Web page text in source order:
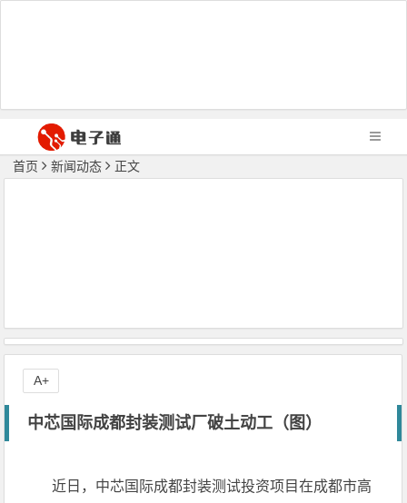
首页 新闻动态 正文
中芯国际成都封装测试厂破土动工（图）
近日，中芯国际成都封装测试投资项目在成都市高
A+